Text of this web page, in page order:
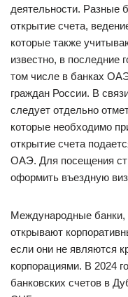
деятельности. Разные
открытие счета,
которые также
известно, в последние
том числе в банках
граждан России. В
следует отдельно
которые необходимо
открытие счета
ОАЭ. Для посещения
оформить въездную
Международные
открывают
если они не являются
корпорациями. В 2024
банковских счетов в